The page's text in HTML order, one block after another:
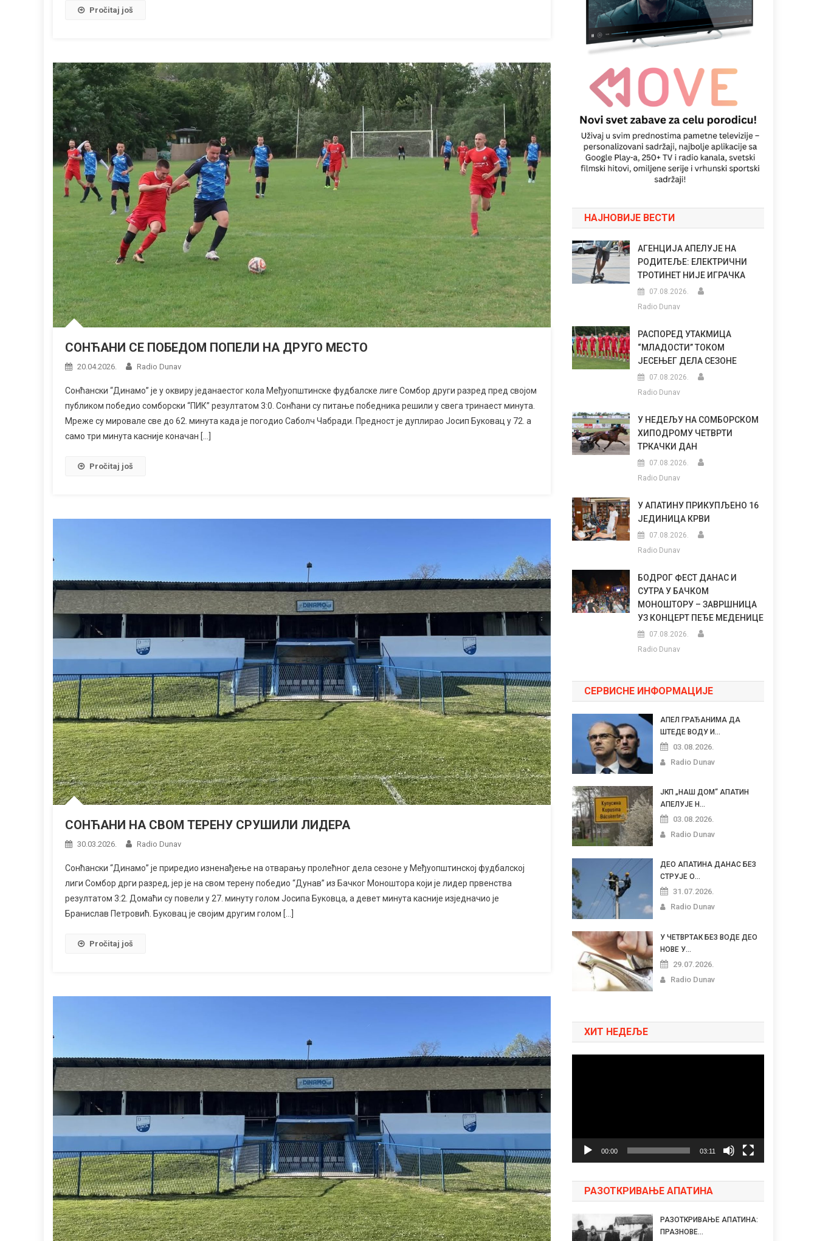
Pročitaj još
СОНЋАНИ СЕ ПОБЕДОМ ПОПЕЛИ НА ДРУГО МЕСТО
20.04.2026. Radio Dunav
Сонћански “Динамо” је у оквиру једанаестог кола Међуопштинске фудбалске лиге Сомбор други разред пред својом
публиком победио сомборски “ПИК” резултатом 3:0. Сонћани су питање победника решили у свега тринаест минута.
Мреже су мировале све до 62. минута када је погодио Саболч Чабради. Предност је дуплирао Јосип Буковац у 72. а
само три минута касније коначан […]
Pročitaj još
СОНЋАНИ НА СВОМ ТЕРЕНУ СРУШИЛИ ЛИДЕРА
30.03.2026. Radio Dunav
Сонћански “Динамо” је приредио изненађење на отварању пролећног дела сезоне у Међуопштинској фудбалској
лиги Сомбор дрги разред, јер је на свом терену победио “Дунав” из Бачког Моноштора који је лидер првенства
резултатом 3:2. Домаћи су повели у 27. минуту голом Јосипа Буковца, а девет минута касније изједначио је
Бранислав Петровић. Буковац је својим другим голом […]
Pročitaj još
НАЈНОВИЈЕ ВЕСТИ
АГЕНЦИЈА АПЕЛУЈЕ НА
РОДИТЕЉЕ: ЕЛЕКТРИЧНИ
ТРОТИНЕТ НИЈЕ ИГРАЧКА
07.08.2026.
Radio Dunav
РАСПОРЕД УТАКМИЦА
“МЛАДОСТИ” ТОКОМ
ЈЕСЕЊЕГ ДЕЛА СЕЗОНЕ
07.08.2026.
Radio Dunav
У НЕДЕЉУ НА СОМБОРСКОМ
ХИПОДРОМУ ЧЕТВРТИ
ТРКАЧКИ ДАН
07.08.2026.
Radio Dunav
У АПАТИНУ ПРИКУПЉЕНО 16
ЈЕДИНИЦА КРВИ
07.08.2026.
Radio Dunav
БОДРОГ ФЕСТ ДАНАС И
СУТРА У БАЧКОМ
МОНОШТОРУ – ЗАВРШНИЦА
УЗ КОНЦЕРТ ПЕЂЕ МЕДЕНИЦЕ
07.08.2026.
Radio Dunav
СЕРВИСНЕ ИНФОРМАЦИЈЕ
АПЕЛ ГРАЂАНИМА ДА
ШТЕДЕ ВОДУ И...
03.08.2026.
Radio Dunav
ЈКП „НАШ ДОМ“ АПАТИН
АПЕЛУЈЕ Н...
03.08.2026.
Radio Dunav
ДЕО АПАТИНА ДАНАС БЕЗ
СТРУЈЕ О...
31.07.2026.
Radio Dunav
У ЧЕТВРТАК БЕЗ ВОДЕ ДЕО
НОВЕ У...
29.07.2026.
Radio Dunav
ХИТ НЕДЕЉЕ
00:00 03:11
РАЗОТКРИВАЊЕ АПАТИНА
РАЗОТКРИВАЊЕ АПАТИНА:
ПРАЗНОВЕ...